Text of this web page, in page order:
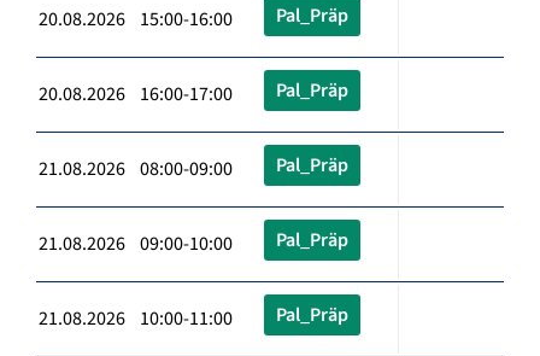
20.08.2026 15:00-16:00 Pal_Präp
20.08.2026 16:00-17:00 Pal_Präp
21.08.2026 08:00-09:00 Pal_Präp
21.08.2026 09:00-10:00 Pal_Präp
21.08.2026 10:00-11:00 Pal_Präp